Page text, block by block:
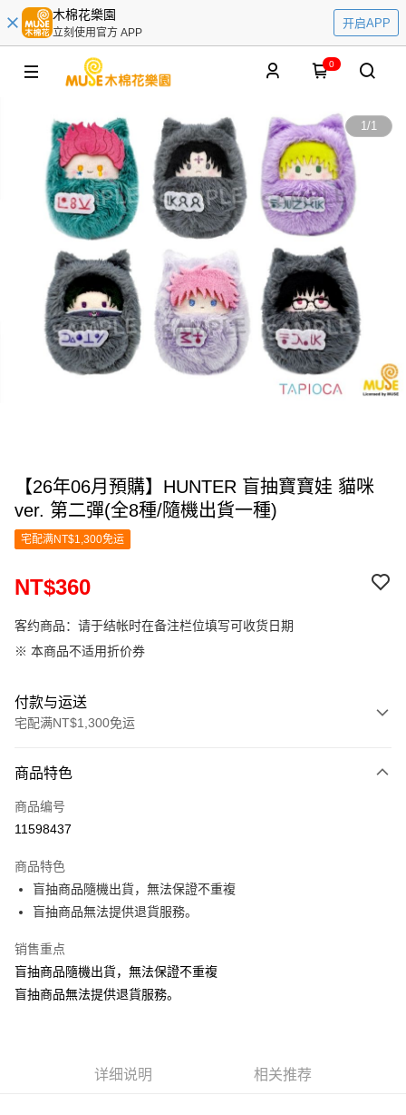
木棉花樂園
立刻使用官方 APP
开启APP
0
1/1
【26年06月預購】HUNTER 盲抽寶寶娃 貓咪
ver. 第二彈(全8種/隨機出貨一種)
宅配满NT$1,300免运
NT$360
客约商品：请于结帐时在备注栏位填写可收货日期
※ 本商品不适用折价券
付款与运送
宅配满NT$1,300免运
信用卡一次付款
LINE Pay
悠遊付
Google Pay
ATM付款
运送方式
每笔NT$100，满NT$1,300(含以上)免运费
商品特色
商品编号
11598437
商品特色
盲抽商品隨機出貨，無法保證不重複
盲抽商品無法提供退貨服務。
销售重点
盲抽商品隨機出貨，無法保證不重複
盲抽商品無法提供退貨服務。
详细说明 相关推荐